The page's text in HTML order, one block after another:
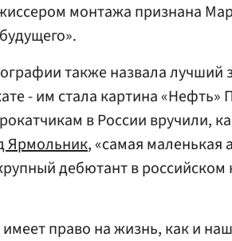
монтажа признана
также назвала
- им стала картина «Нефть»
в России вручили,
Ярмольник, «самая маленькая
дебютант в российском
право на жизнь, как и